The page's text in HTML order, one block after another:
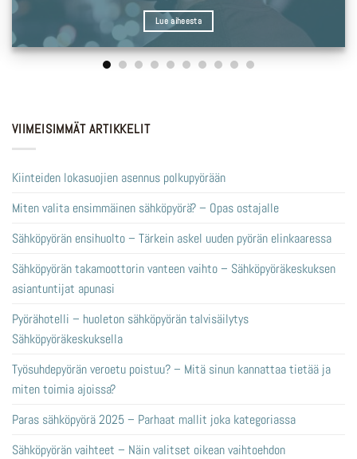
VIIMEISIMMÄT ARTIKKELIT
Kiinteiden lokasuojien asennus polkupyörään
Miten valita ensimmäinen sähköpyörä? – Opas ostajalle
Sähköpyörän ensihuolto – Tärkein askel uuden pyörän elinkaaressa
Sähköpyörän takamoottorin vanteen vaihto – Sähköpyöräkeskuksen
asiantuntijat apunasi
Pyörähotelli – huoleton sähköpyörän talvisäilytys
Sähköpyöräkeskuksella
Työsuhdepyörän veroetu poistuu? – Mitä sinun kannattaa tietää ja
miten toimia ajoissa?
Paras sähköpyörä 2025 – Parhaat mallit joka kategoriassa
Sähköpyörän vaihteet – Näin valitset oikean vaihtoehdon